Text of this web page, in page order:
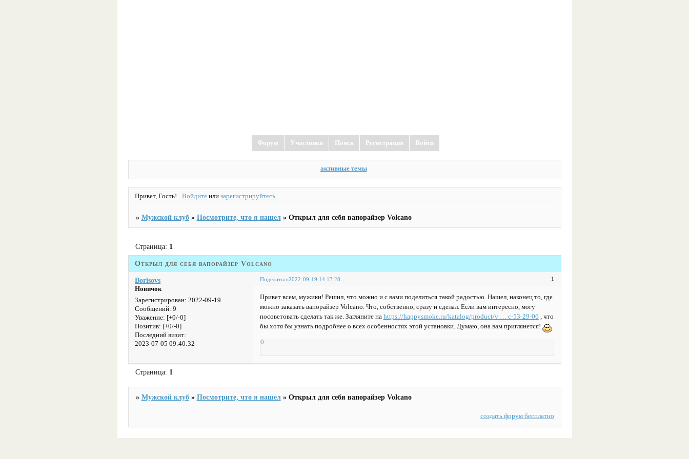
Форум Участники Поиск Регистрация Войти
активные темы
Привет, Гость! Войдитеили зарегистрируйтесь.
» Мужской клуб » Посмотрите, что я нашел » Открыл для себя вапорайзер Volcano
Открыл для себя вапорайзер Volcano
Страница: 1
Поделиться 1
2022-09-19 14:13:28
Borisovs
Новичок
Зарегистрирован: 2022-09-19
Сообщений: 9
Уважение: [+0/-0]
Позитив: [+0/-0]
Последний визит:
2023-07-05 09:40:32
Привет всем, мужики! Решил, что можно и с вами поделиться такой радостью. Нашел, наконец то, где
можно заказать вапорайзер Volcano. Что, собственно, сразу и сделал. Если вам интересно, могу
посоветовать сделать так же. Загляните на https://happysmoke.ru/katalog/product/v … c-53-29-06 , что
бы хотя бы узнать подробнее о всех особенностях этой установки. Думаю, она вам приглянется!
0
Страница: 1
» Мужской клуб » Посмотрите, что я нашел » Открыл для себя вапорайзер Volcano
создать форум бесплатно